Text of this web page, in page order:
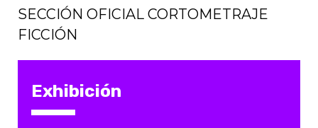
SECCIÓN OFICIAL CORTOMETRAJE
FICCIÓN
Exhibición